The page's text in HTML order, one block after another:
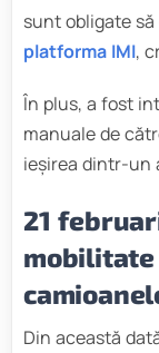
sunt obligate
platforma IMI,
În plus, a fost
manuale de
ieșirea dintr-un
21
mobilitate
Din această